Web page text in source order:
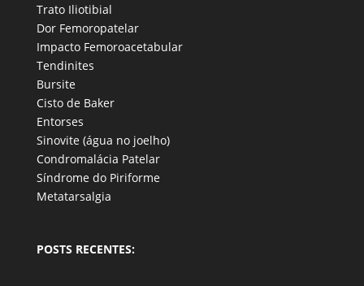
Trato Iliotibial
Dor Femoropatelar
Impacto Femoroacetabular
Tendinites
Bursite
Cisto de Baker
Entorses
Sinovite (água no joelho)
Condromalácia Patelar
Síndrome do Piriforme
Metatarsalgia
POSTS RECENTES: